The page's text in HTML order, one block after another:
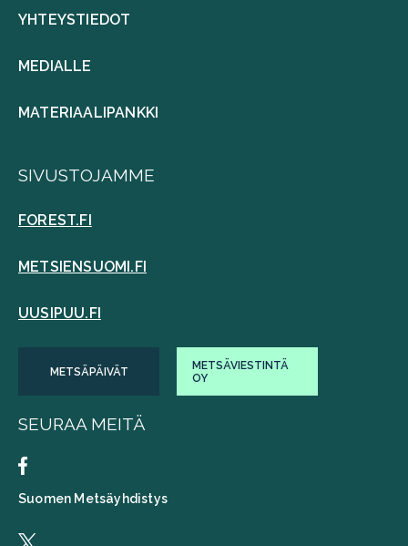
YHTEYSTIEDOT
MEDIALLE
MATERIAALIPANKKI
SIVUSTOJAMME
FOREST.FI
METSIENSUOMI.FI
UUSIPUU.FI
METSÄPÄIVÄT
METSÄVIESTINTÄ
OY
SEURAA MEITÄ
Suomen Metsäyhdistys